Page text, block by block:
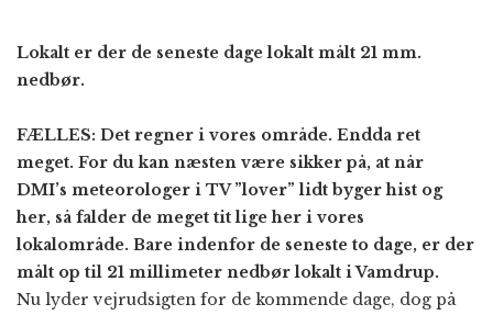
Lokalt er der de seneste dage lokalt målt 21 mm.
nedbør.
FÆLLES: Det regner i vores område. Endda ret
meget. For du kan næsten være sikker på, at når
DMI’s meteorologer i TV ”lover” lidt byger hist og
her, så falder de meget tit lige her i vores
lokalområde. Bare indenfor de seneste to dage, er der
målt op til 21 millimeter nedbør lokalt i Vamdrup.
Nu lyder vejrudsigten for de kommende dage, dog på